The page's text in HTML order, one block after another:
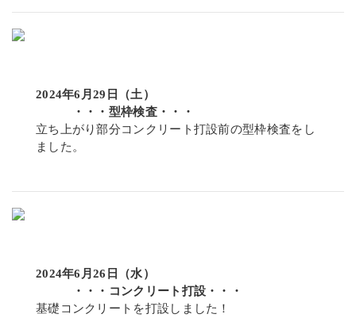
2024年6月29日（土）
・・・型枠検査・・・
立ち上がり部分コンクリート打設前の型枠検査をし
ました。
2024年6月26日（水）
・・・コンクリート打設・・・
基礎コンクリートを打設しました！